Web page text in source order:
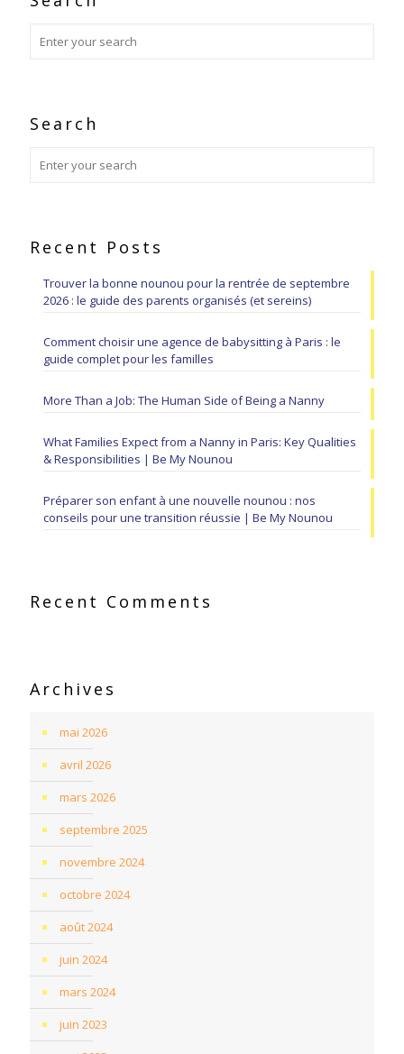
Search
Recent Posts
Trouver la bonne nounou pour la rentrée de septembre
2026 : le guide des parents organisés (et sereins)
Comment choisir une agence de babysitting à Paris : le
guide complet pour les familles
More Than a Job: The Human Side of Being a Nanny
What Families Expect from a Nanny in Paris: Key Qualities
& Responsibilities | Be My Nounou
Préparer son enfant à une nouvelle nounou : nos
conseils pour une transition réussie | Be My Nounou
Recent Comments
Archives
mai 2026
avril 2026
mars 2026
septembre 2025
novembre 2024
octobre 2024
août 2024
juin 2024
mars 2024
juin 2023